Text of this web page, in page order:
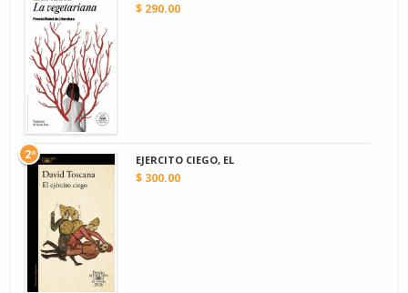
$ 290.00
EJERCITO CIEGO, EL
$ 300.00
2º